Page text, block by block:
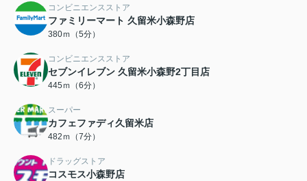
コンビニエンスストア
ファミリーマート 久留米小森野店
380ｍ（5分）
コンビニエンスストア
セブンイレブン 久留米小森野2丁目店
445ｍ（6分）
スーパー
カフェファディ久留米店
482ｍ（7分）
ドラッグストア
コスモス小森野店